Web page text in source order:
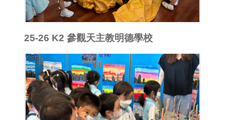
25-26 K2 參觀天主教明德學校